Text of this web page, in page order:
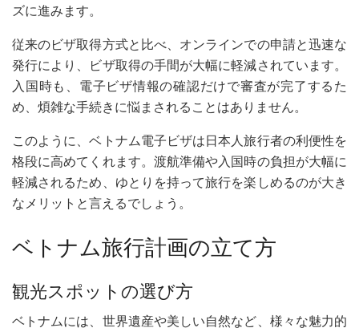
ズに進みます。
従来のビザ取得方式と比べ、オンラインでの申請と迅速な
発行により、ビザ取得の手間が大幅に軽減されています。
入国時も、電子ビザ情報の確認だけで審査が完了するた
め、煩雑な手続きに悩まされることはありません。
このように、ベトナム電子ビザは日本人旅行者の利便性を
格段に高めてくれます。渡航準備や入国時の負担が大幅に
軽減されるため、ゆとりを持って旅行を楽しめるのが大き
なメリットと言えるでしょう。
ベトナム旅行計画の立て方
観光スポットの選び方
ベトナムには、世界遺産や美しい自然など、様々な魅力的